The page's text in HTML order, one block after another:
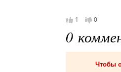
1 0
0
Чтобы